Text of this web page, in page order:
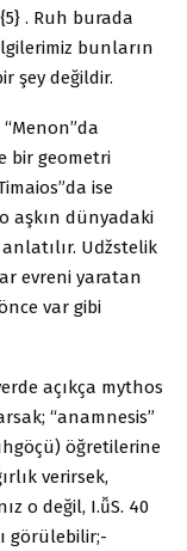
. Ruh burada
bunların
şey değildir.
bir geometri
ise
aşkın dünyadaki
anlatılır. Uǆstelik
evreni yaratan
var gibi
açıkça mythos
“anamnesis”
öğretilerine
verirsek,
o değil, I.ǚS. 40
görülebilir;-